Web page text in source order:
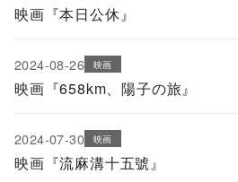
映画『本日公休』
2024-08-26 映画
映画『658km、陽子の旅』
2024-07-30 映画
映画『流麻溝十五號』